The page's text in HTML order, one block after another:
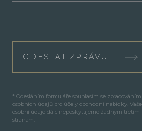
ODESLAT ZPRÁVU
* Odesláním formuláře souhlasím se zpracováním
osobních údajů pro účely obchodní nabídky. Vaše
osobní údaje dále neposkytujeme žádným třetím
stranám.